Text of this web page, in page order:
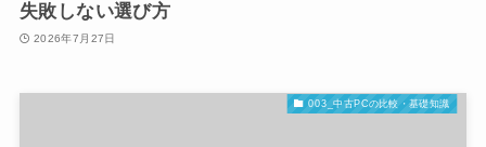
失敗しない選び方
2026年7月27日
003_中古PCの比較・基礎知識